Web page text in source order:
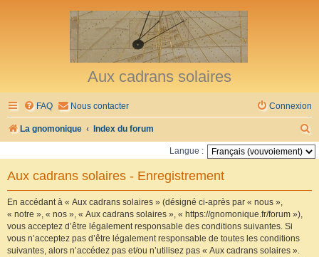
Aux cadrans solaires
FAQ Nous contacter Connexion
La gnomonique Index du forum
e
Langue :
Aux cadrans solaires - Enregistrement
En accédant à « Aux cadrans solaires » (désigné ci-après par « nous »,
« notre », « nos », « Aux cadrans solaires », « https://gnomonique.fr/forum »),
vous acceptez d’être légalement responsable des conditions suivantes. Si
vous n’acceptez pas d’être légalement responsable de toutes les conditions
suivantes, alors n’accédez pas et/ou n’utilisez pas « Aux cadrans solaires ».